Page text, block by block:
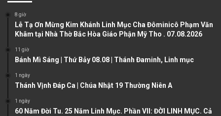
u
s
g
e
8 giờ
Lễ Tạ Ơn Mừng Kim Khánh Linh Mục Cha Đôminicô Phạm Văn
Khâm tại Nhà Thờ Bắc Hòa Giáo Phận Mỹ Tho . 07.08.2026
11 giờ
Bánh Mì Sáng | Thứ Bảy 08.08 | Thánh Đaminh, Linh mục
1 ngày
Thánh Vịnh Đáp Ca | Chúa Nhật 19 Thường Niên A
1 ngày
60 Năm Đời Tu. 25 Năm Linh Mục. Phần VII: ĐỜI LINH MỤC. Cả